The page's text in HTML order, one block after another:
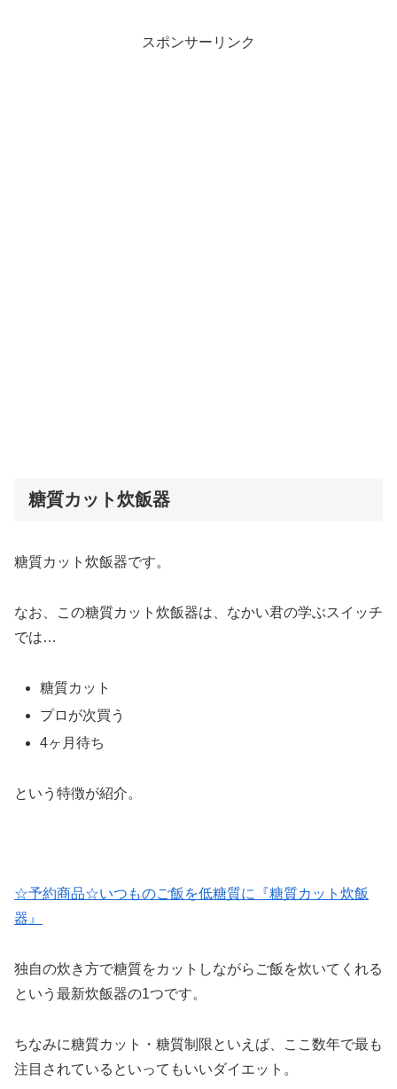
スポンサーリンク
糖質カット炊飯器
糖質カット炊飯器です。
なお、この糖質カット炊飯器は、なかい君の学ぶスイッチ
では…
糖質カット
プロが次買う
4ヶ月待ち
という特徴が紹介。
☆予約商品☆いつものご飯を低糖質に『糖質カット炊飯
器』
独自の炊き方で糖質をカットしながらご飯を炊いてくれる
という最新炊飯器の1つです。
ちなみに糖質カット・糖質制限といえば、ここ数年で最も
注目されているといってもいいダイエット。